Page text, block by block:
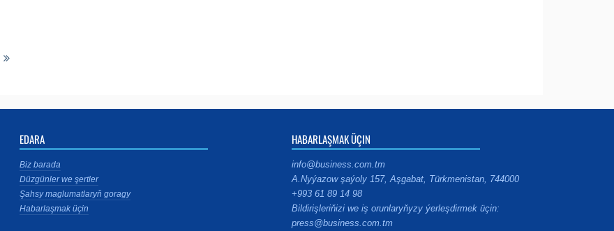
EDARA
Biz barada
Düzgünler we şertler
Şahsy maglumatlaryň goragy
Habarlaşmak üçin
HABARLAŞMAK ÜÇIN
info@business.com.tm
A.Nyýazow şaýoly 157, Aşgabat, Türkmenistan, 744000
+993 61 89 14 98
Bildirişleriňizi we iş orunlaryňyzy ýerleşdirmek üçin:
press@business.com.tm